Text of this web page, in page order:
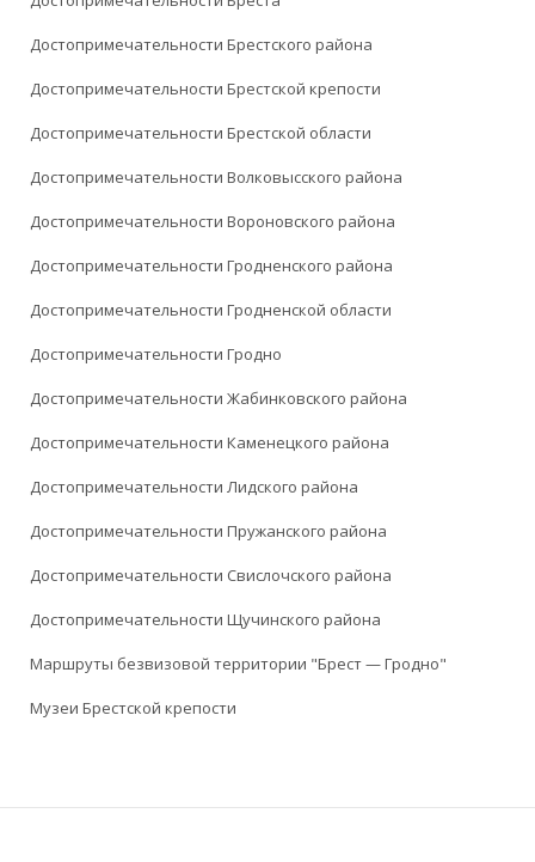
Достопримечательности Брестского района
Достопримечательности Брестской крепости
Достопримечательности Брестской области
Достопримечательности Волковысского района
Достопримечательности Вороновского района
Достопримечательности Гродненского района
Достопримечательности Гродненской области
Достопримечательности Гродно
Достопримечательности Жабинковского района
Достопримечательности Каменецкого района
Достопримечательности Лидского района
Достопримечательности Пружанского района
Достопримечательности Свислочского района
Достопримечательности Щучинского района
Маршруты безвизовой территории "Брест — Гродно"
Музеи Брестской крепости